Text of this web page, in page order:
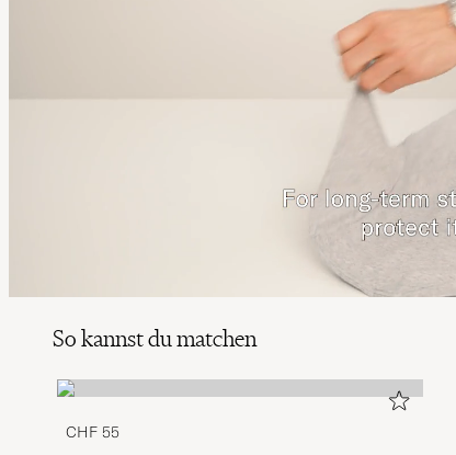
So kannst du matchen
CHF 55